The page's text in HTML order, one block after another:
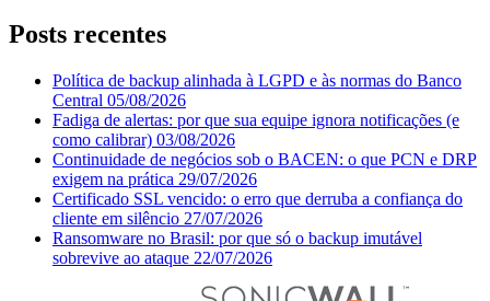
Posts recentes
Política de backup alinhada à LGPD e às normas do Banco
Central 05/08/2026
Fadiga de alertas: por que sua equipe ignora notificações (e
como calibrar) 03/08/2026
Continuidade de negócios sob o BACEN: o que PCN e DRP
exigem na prática 29/07/2026
Certificado SSL vencido: o erro que derruba a confiança do
cliente em silêncio 27/07/2026
Ransomware no Brasil: por que só o backup imutável
sobrevive ao ataque 22/07/2026